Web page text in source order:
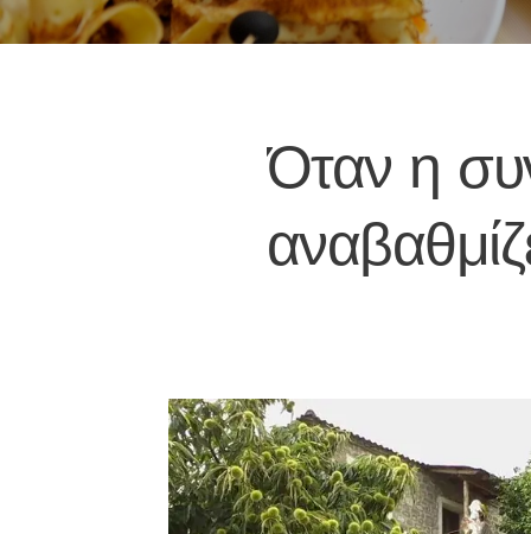
Όταν η